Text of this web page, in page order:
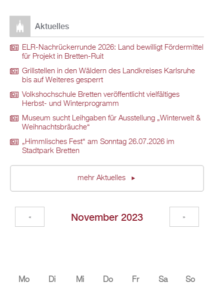
Aktuelles
ELR-Nachrückerrunde 2026: Land bewilligt Fördermittel
für Projekt in Bretten-Ruit
Grillstellen in den Wäldern des Landkreises Karlsruhe
bis auf Weiteres gesperrt
Volkshochschule Bretten veröffentlicht vielfältiges
Herbst- und Winterprogramm
Museum sucht Leihgaben für Ausstellung „Winterwelt &
Weihnachtsbräuche“
„Himmlisches Fest“ am Sonntag 26.07.2026 im
Stadtpark Bretten
mehr Aktuelles
November 2023
« »
Mo Di Mi Do Fr Sa So